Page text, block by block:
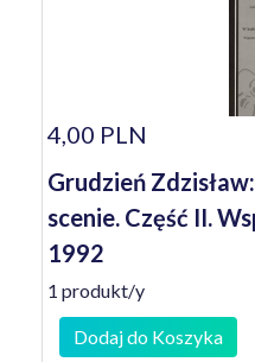
4,00 PLN
Grudzień
scenie. Część II.
1992
1 produkt/y
Dodaj do Koszyka